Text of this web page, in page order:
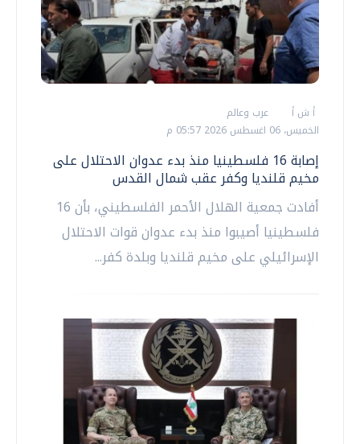
أ ش أ
عرب وعالم
الخميس، 06 اغسطس 2026 05:57 م
إصابة 16 فلسطينيا منذ بدء عدوان الاحتلال على
مخيم قلنديا وكفر عقب شمال القدس
أفادت جمعية الهلال الأحمر الفلسطيني، بأن 16
فلسطينيا أصيبوا منذ بدء عدوان قوات الاحتلال
الإسرائيلي على مخيم قلنديا وبلدة كفر...